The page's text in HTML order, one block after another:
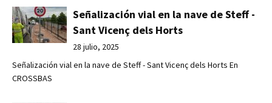
Señalización vial en la nave de Steff -
Sant Vicenç dels Horts
28 julio, 2025
Señalización vial en la nave de Steff - Sant Vicenç dels Horts En
CROSSBAS